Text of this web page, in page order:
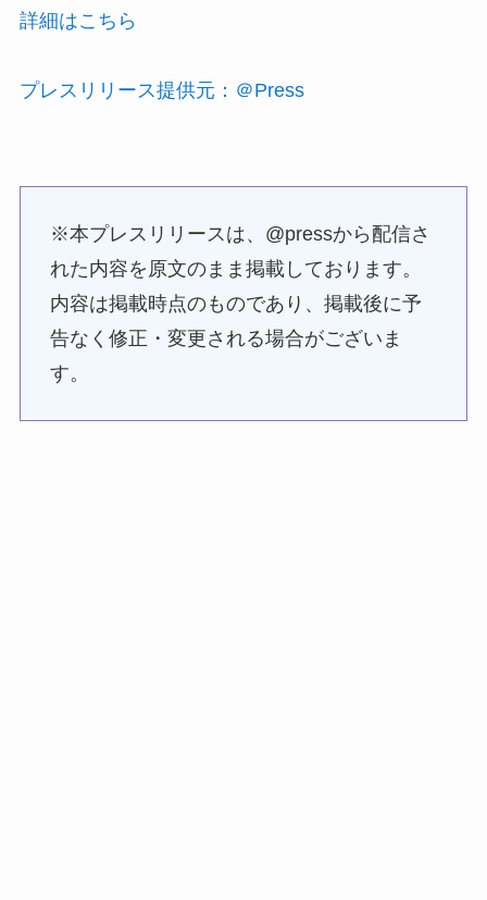
詳細はこちら
プレスリリース提供元：＠Press
※本プレスリリースは、@pressから配信さ
れた内容を原文のまま掲載しております。
内容は掲載時点のものであり、掲載後に予
告なく修正・変更される場合がございま
す。